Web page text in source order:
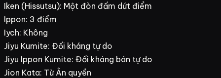
Iken (Hissutsu): Một đòn đấm dứt điểm
Ippon: 3 điểm
Iych: Không
Jiyu Kumite: Đối kháng tự do
Jiyu Ippon Kumite: Đối kháng bán tự do
Jion Kata: Từ Ân quyền